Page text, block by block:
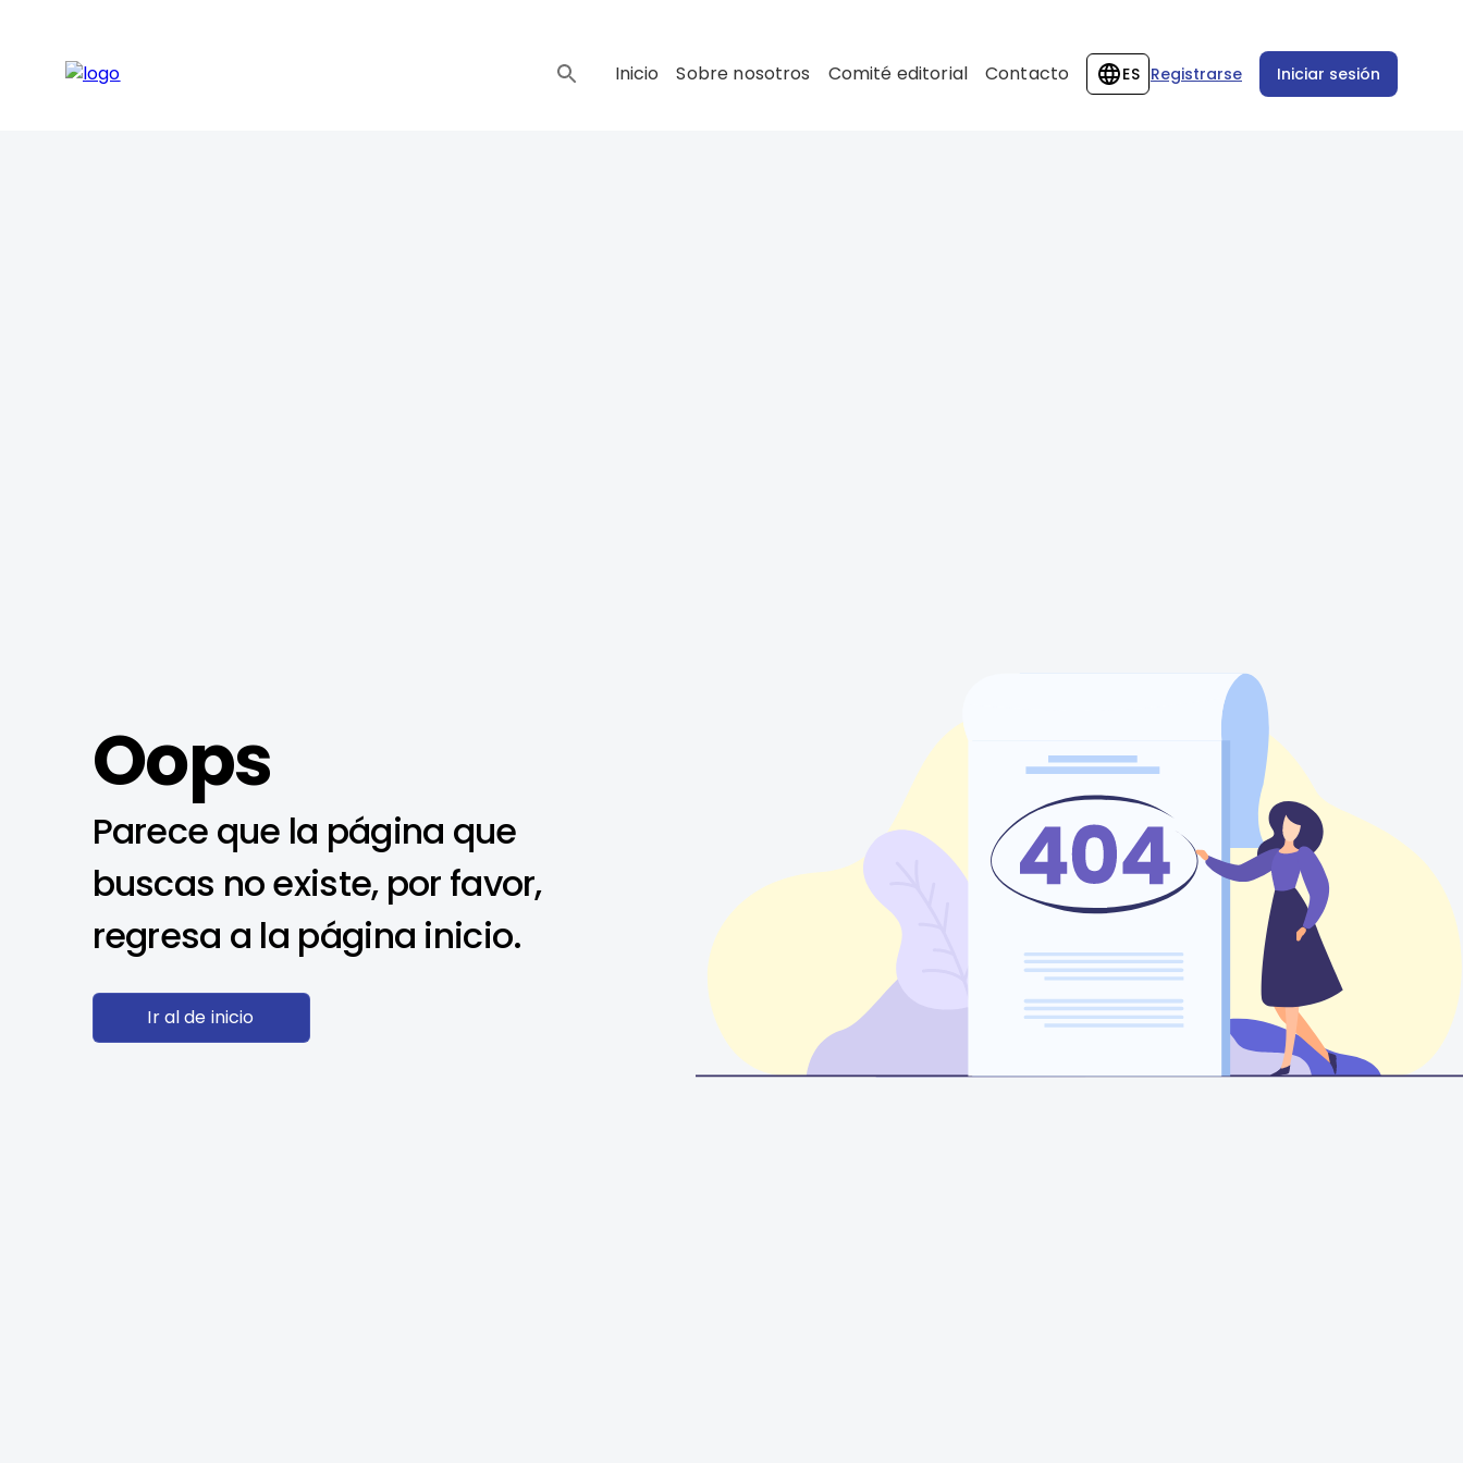
Inicio Sobre nosotros Comité editorial Contacto ES Registrarse Iniciar sesión
Oops
Parece que la página que
buscas no existe, por favor,
regresa a la página inicio.
Ir al de inicio